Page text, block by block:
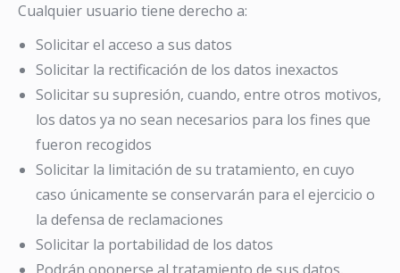
Cualquier usuario tiene derecho a:
Solicitar el acceso a sus datos
Solicitar la rectificación de los datos inexactos
Solicitar su supresión, cuando, entre otros motivos,
los datos ya no sean necesarios para los fines que
fueron recogidos
Solicitar la limitación de su tratamiento, en cuyo
caso únicamente se conservarán para el ejercicio o
la defensa de reclamaciones
Solicitar la portabilidad de los datos